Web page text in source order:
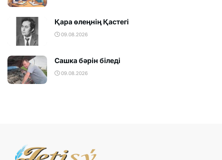
Қара өлеңнің Қастегі
09.08.2026
Сашка бәрін біледі
09.08.2026